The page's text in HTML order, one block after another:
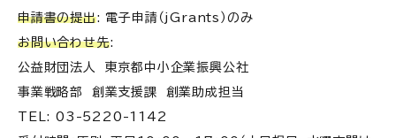
申請書の提出: 電子申請（jGrants）のみ
お問い合わせ先:
公益財団法人 東京都中小企業振興公社
事業戦略部 創業支援課 創業助成担当
TEL: 03-5220-1142